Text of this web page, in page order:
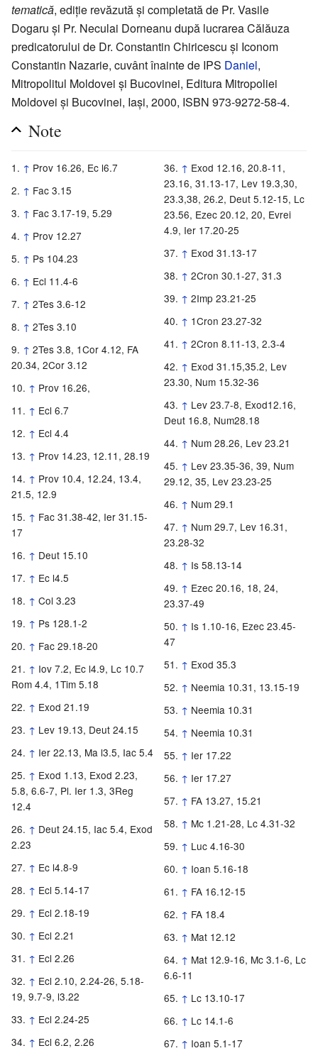
tematică, ediție revăzută și completată de Pr. Vasile
Dogaru și Pr. Neculai Dorneanu după lucrarea Călăuza
predicatorului de Dr. Constantin Chiricescu și Iconom
Constantin Nazarie, cuvânt înainte de IPS Daniel,
Mitropolitul Moldovei și Bucovinei, Editura Mitropoliei
Moldovei și Bucovinei, Iași, 2000, ISBN 973-9272-58-4.
Note
↑ Prov 16.26, Ec l6.7
↑ Fac 3.15
↑ Fac 3.17-19, 5.29
↑ Prov 12.27
↑ Ps 104.23
↑ Ecl 11.4-6
↑ 2Tes 3.6-12
↑ 2Tes 3.10
↑ 2Tes 3.8, 1Cor 4.12, FA
20.34, 2Cor 3.12
↑ Prov 16.26,
↑ Ecl 6.7
↑ Ecl 4.4
↑ Prov 14.23, 12.11, 28.19
↑ Prov 10.4, 12.24, 13.4,
21.5, 12.9
↑ Fac 31.38-42, Ier 31.15-
17
↑ Deut 15.10
↑ Ec l4.5
↑ Col 3.23
↑ Ps 128.1-2
↑ Fac 29.18-20
↑ Iov 7.2, Ec l4.9, Lc 10.7
Rom 4.4, 1Tim 5.18
↑ Exod 21.19
↑ Lev 19.13, Deut 24.15
↑ Ier 22.13, Ma l3.5, Iac 5.4
↑ Exod 1.13, Exod 2.23,
5.8, 6.6-7, Pl. Ier 1.3, 3Reg
12.4
↑ Deut 24.15, Iac 5.4, Exod
2.23
↑ Ec l4.8-9
↑ Ecl 5.14-17
↑ Ecl 2.18-19
↑ Ecl 2.21
↑ Ecl 2.26
↑ Ecl 2.10, 2.24-26, 5.18-
19, 9.7-9, l3.22
↑ Ecl 2.24-25
↑ Ecl 6.2, 2.26
↑ Exod 12.16, 20.8-11,
23.16, 31.13-17, Lev 19.3,30,
23.3,38, 26.2, Deut 5.12-15, Lc
23.56, Ezec 20.12, 20, Evrei
4.9, Ier 17.20-25
↑ Exod 31.13-17
↑ 2Cron 30.1-27, 31.3
↑ 2Imp 23.21-25
↑ 1Cron 23.27-32
↑ 2Cron 8.11-13, 2.3-4
↑ Exod 31.15,35.2, Lev
23.30, Num 15.32-36
↑ Lev 23.7-8, Exod12.16,
Deut 16.8, Num28.18
↑ Num 28.26, Lev 23.21
↑ Lev 23.35-36, 39, Num
29.12, 35, Lev 23.23-25
↑ Num 29.1
↑ Num 29.7, Lev 16.31,
23.28-32
↑ Is 58.13-14
↑ Ezec 20.16, 18, 24,
23.37-49
↑ Is 1.10-16, Ezec 23.45-
47
↑ Exod 35.3
↑ Neemia 10.31, 13.15-19
↑ Neemia 10.31
↑ Neemia 10.31
↑ Ier 17.22
↑ Ier 17.27
↑ FA 13.27, 15.21
↑ Mc 1.21-28, Lc 4.31-32
↑ Luc 4.16-30
↑ Ioan 5.16-18
↑ FA 16.12-15
↑ FA 18.4
↑ Mat 12.12
↑ Mat 12.9-16, Mc 3.1-6, Lc
6.6-11
↑ Lc 13.10-17
↑ Lc 14.1-6
↑ Ioan 5.1-17